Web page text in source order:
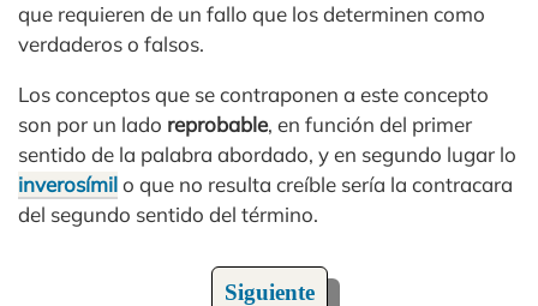
que requieren de un fallo que los determinen como
verdaderos o falsos.
Los conceptos que se contraponen a este concepto
son por un lado reprobable, en función del primer
sentido de la palabra abordado, y en segundo lugar lo
inverosímilo que no resulta creíble sería la contracara
del segundo sentido del término.
Siguiente